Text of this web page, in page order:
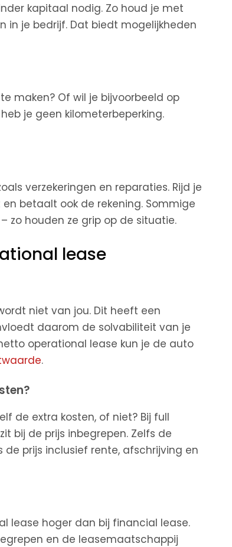
kapitaal nodig. Zo houd je met
in je bedrijf. Dat biedt mogelijkheden
maken? Of wil je bijvoorbeeld op
je geen kilometerbeperking.
verzekeringen en reparaties. Rijd je
betaalt ook de rekening. Sommige
zo houden ze grip op de situatie.
lease
niet van jou. Dit heeft een
daarom de solvabiliteit van je
operational lease kun je de auto
.
de extra kosten, of niet? Bij full
bij de prijs inbegrepen. Zelfs de
prijs inclusief rente, afschrijving en
lease hoger dan bij financial lease.
en de leasemaatschappij